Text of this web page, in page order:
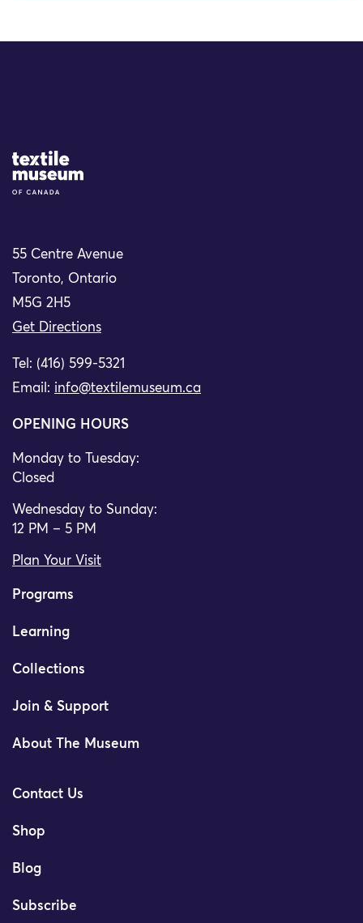
Site Logo
55 Centre Avenue
Toronto, Ontario
M5G 2H5
Get Directions
Tel: (416) 599-5321
Email: info@textilemuseum.ca
OPENING HOURS
Monday to Tuesday:
Closed
Wednesday to Sunday:
12 PM – 5 PM
Plan Your Visit
Programs
Learning
Collections
Join & Support
About The Museum
Contact Us
Shop
Blog
Subscribe